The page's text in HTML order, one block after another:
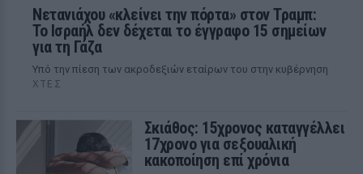
Νετανιάχου «κλείνει την πόρτα» στον Τραμπ:
Το Ισραήλ δεν δέχεται το έγγραφο 15 σημείων
για τη Γάζα
Υπό την πίεση των ακροδεξιών εταίρων του στην κυβέρνηση
ΧΤΕΣ
Σκιάθος: 15χρονος καταγγέλλει
17χρονο για σεξουαλική
κακοποίηση επί χρόνια